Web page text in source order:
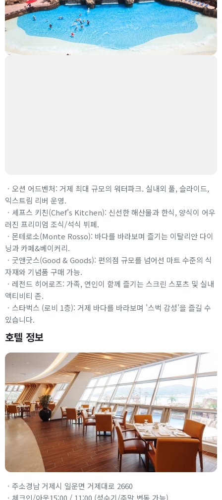
ㆍ오션 어드벤처: 거제 최대 규모의 워터파크. 실내외 풀, 슬라이드,
익스트림 리버 운영.
ㆍ셰프스 키친(Chef's Kitchen): 신선한 해산물과 한식, 양식이 어우
러진 프리미엄 조식/석식 뷔페.
ㆍ몬테로소(Monte Rosso): 바다를 바라보며 즐기는 이탈리안 다이
닝과 카페&베이커리.
ㆍ굿앤굿스(Good & Goods): 편의점 규모를 넘어선 마트 수준의 식
자재와 기념품 구매 가능.
ㆍ레전드 히어로즈: 가족, 연인이 함께 즐기는 스크린 스포츠 및 실내
액티비티 존.
ㆍ스타벅스 (로비 1층): 거제 바다를 바라보며 '스벅 감성'을 즐길 수
있습니다.
호텔 정보
ㆍ주소경남 거제시 일운면 거제대로 2660
ㆍ체크인/아웃15:00 / 11:00 (성수기/주말 변동 가능)